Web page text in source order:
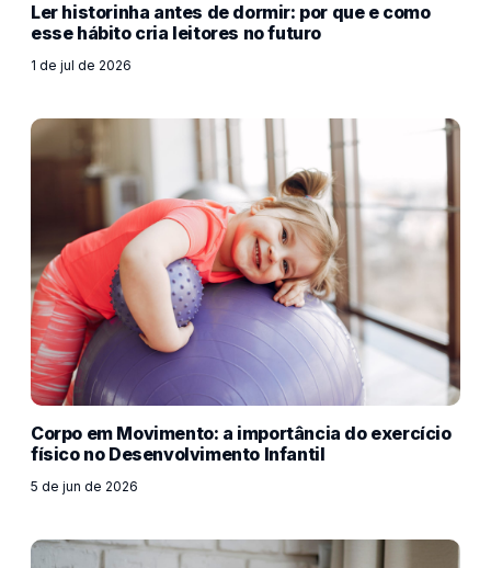
Ler historinha antes de dormir: por que e como
esse hábito cria leitores no futuro
1 de jul de 2026
Corpo em Movimento: a importância do exercício
físico no Desenvolvimento Infantil
5 de jun de 2026